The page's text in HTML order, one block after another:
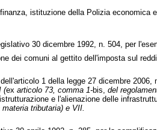
istituzione della Polizia
30 dicembre 1992, n. 504, per
dei comuni al gettito dell'imposta sul
1 della legge 27 dicembre
(ex articolo 73, comma 1-bis, del
e l'alienazione delle
tributaria) e VII.